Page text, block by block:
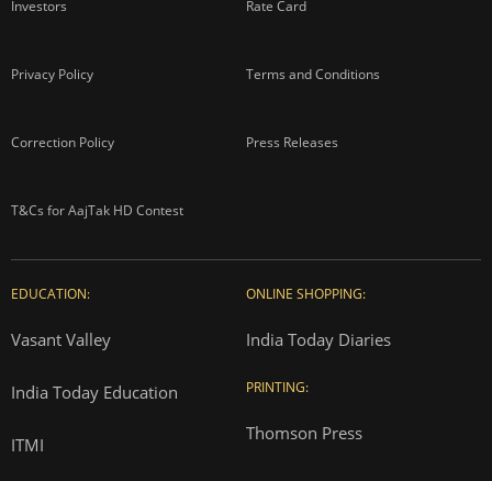
Investors Rate Card
Privacy Policy Terms and Conditions
Correction Policy Press Releases
T&Cs for AajTak HD Contest
EDUCATION:
Vasant Valley
India Today Education
ITMI
ONLINE SHOPPING:
India Today Diaries
PRINTING:
Thomson Press